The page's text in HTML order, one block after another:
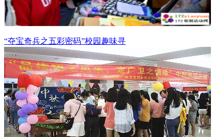
“夺宝奇兵之五彩密码”校园趣味寻